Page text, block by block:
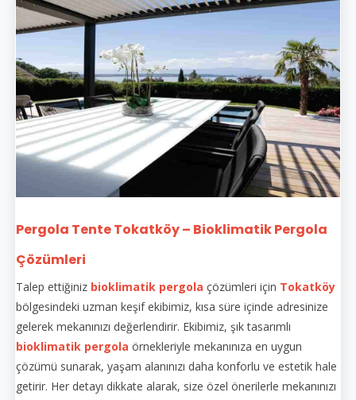
Pergola Tente Tokatköy – Bioklimatik Pergola
Çözümleri
Talep ettiğiniz bioklimatik pergola çözümleri için Tokatköy
bölgesindeki uzman keşif ekibimiz, kısa süre içinde adresinize
gelerek mekanınızı değerlendirir. Ekibimiz, şık tasarımlı
bioklimatik pergola örnekleriyle mekanınıza en uygun
çözümü sunarak, yaşam alanınızı daha konforlu ve estetik hale
getirir. Her detayı dikkate alarak, size özel önerilerle mekanınızı